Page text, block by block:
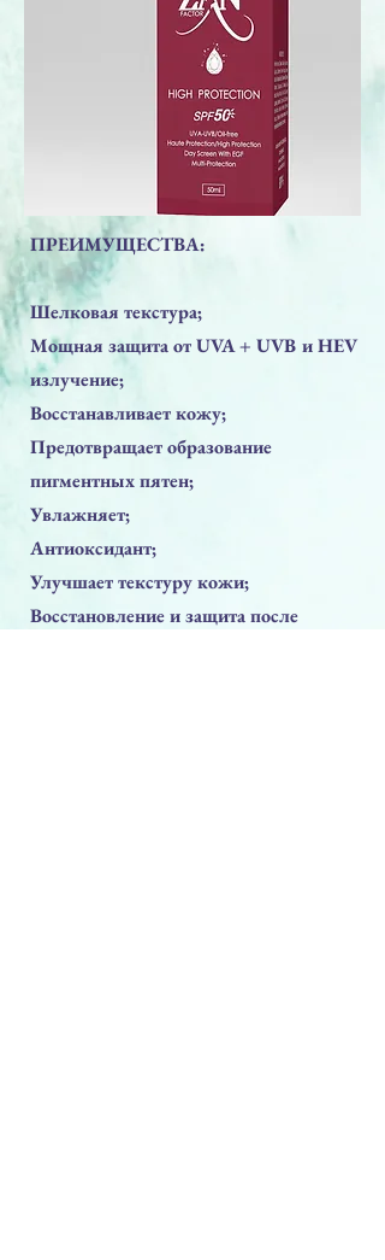
ПРЕИМУЩЕСТВА:
Шелковая текстура;
Мощная защита от UVA + UVB и HEV
излучение;
Восстанавливает кожу;
Предотвращает образование
пигментных пятен;
Увлажняет;
Антиоксидант;
Улучшает текстуру кожи;
Восстановление и защита после